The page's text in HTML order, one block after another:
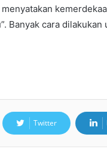
Banyak cara
Twitter